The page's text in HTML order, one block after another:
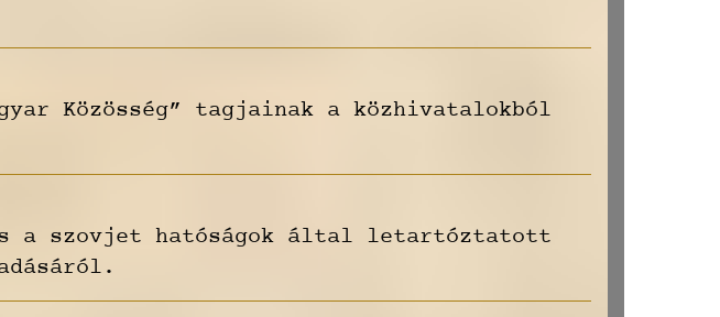
Közösség” tagjainak a közhivatalokból
a szovjet hatóságok által letartóztatott